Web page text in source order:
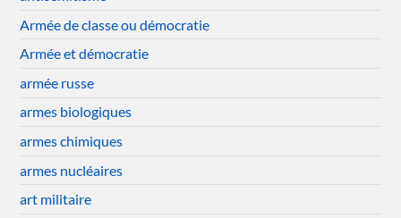
Armée de classe ou démocratie
Armée et démocratie
armée russe
armes biologiques
armes chimiques
armes nucléaires
art militaire